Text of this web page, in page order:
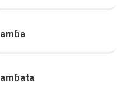
amɓa
amɓata